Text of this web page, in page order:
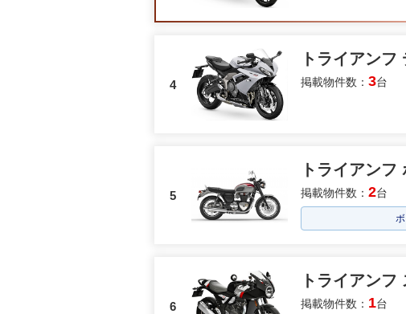
4
トライアンフ
掲載物件数： 3台
5
トライアンフ
掲載物件数： 2台
6
トライアンフ
掲載物件数： 1台